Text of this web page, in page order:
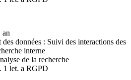
an
données : Suivi des interactions des
interne
de la recherche
1 let. a RGPD